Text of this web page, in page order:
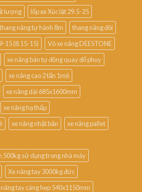
lượng
lốp xe Xúc lật 29.5-25
thang nâng tự hành 8m
thang nâng đôi
15 (8.15-15)
Vỏ xe nâng DEESTONE
xe nâng bán tự động quay đổ phuy
xe nâng cao 2 tấn 1m6
xe nâng dài 685x1600mm
xe nâng hạ thấp
xe nâng nhật bản
xe nâng pallet
500kg sử dụng trong nhà máy
Xe nâng tay 3000kg đức
tay càng hẹp 540x1150mm